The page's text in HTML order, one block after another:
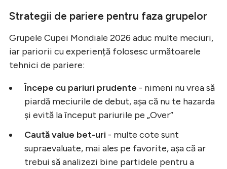
Strategii de pariere pentru faza grupelor
Grupele Cupei Mondiale 2026 aduc multe meciuri,
iar pariorii cu experiență folosesc următoarele
tehnici de pariere:
Începe cu pariuri prudente - nimeni nu vrea să
piardă meciurile de debut, așa că nu te hazarda
și evită la început pariurile pe „Over”
Caută value bet-uri - multe cote sunt
supraevaluate, mai ales pe favorite, așa că ar
trebui să analizezi bine partidele pentru a